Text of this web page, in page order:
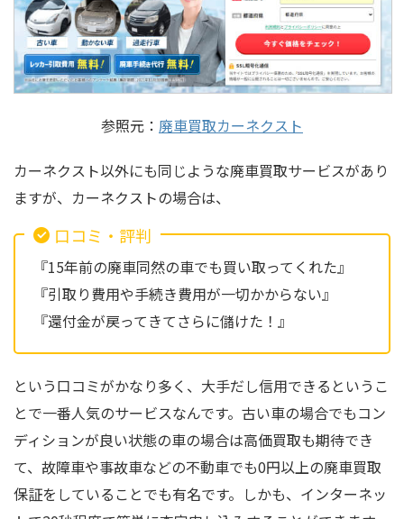
参照元： 廃車買取カーネクスト
カーネクスト以外にも同じような廃車買取サービスがあり
ますが、カーネクストの場合は、
口コミ・評判
『15年前の廃車同然の車でも買い取ってくれた』
『引取り費用や手続き費用が一切かからない』
『還付金が戻ってきてさらに儲けた！』
という口コミがかなり多く、大手だし信用できるというこ
とで一番人気のサービスなんです。古い車の場合でもコン
ディションが良い状態の車の場合は高価買取も期待でき
て、故障車や事故車などの不動車でも0円以上の廃車買取
保証をしていることでも有名です。しかも、インターネッ